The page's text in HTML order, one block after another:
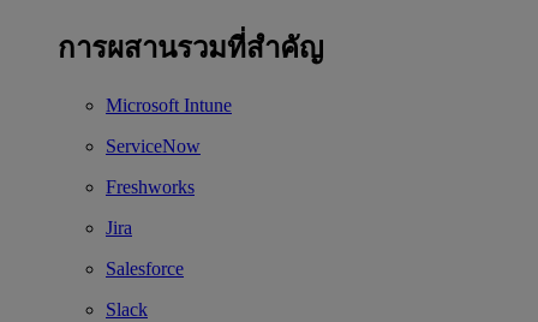
การผสานรวมที่สำคัญ
Microsoft Intune
ServiceNow
Freshworks
Jira
Salesforce
Slack